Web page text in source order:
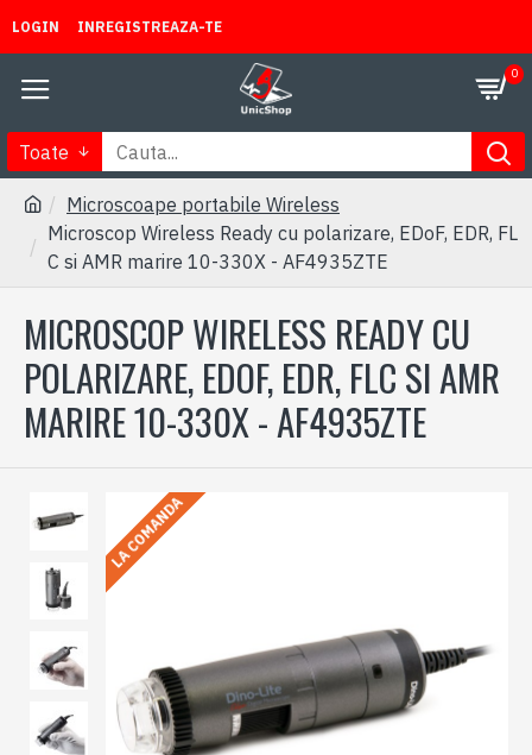
LOGIN INREGISTREAZA-TE
0
Toate
Microscoape portabile Wireless
Microscop Wireless Ready cu polarizare, EDoF, EDR, FL
C si AMR marire 10-330X - AF4935ZTE
MICROSCOP WIRELESS READY CU
POLARIZARE, EDOF, EDR, FLC SI AMR
MARIRE 10-330X - AF4935ZTE
LA COMANDA